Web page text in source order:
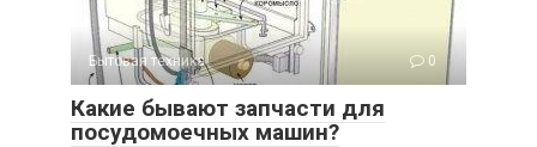
Бытовая техника 0
Какие бывают запчасти для
посудомоечных машин?